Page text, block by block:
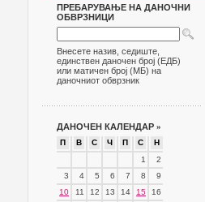
ПРЕБАРУВАЊЕ НА ДАНОЧНИ
ОБВРЗНИЦИ
Внесете назив, седиште,
единствен даночен број (ЕДБ)
или матичен број (МБ) на
даночниот обврзник
ДАНОЧЕН КАЛЕНДАР »
П В С Ч П С
Н
1
2
3
4 5 6 7 8
9
10
11 12 13 14 15
16